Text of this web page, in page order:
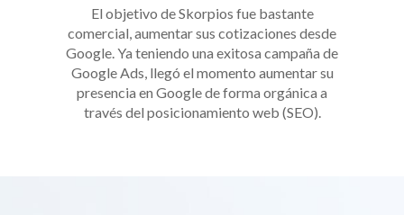
El objetivo de Skorpios fue bastante
comercial, aumentar sus cotizaciones desde
Google. Ya teniendo una exitosa campaña de
Google Ads, llegó el momento aumentar su
presencia en Google de forma orgánica a
través del posicionamiento web (SEO).